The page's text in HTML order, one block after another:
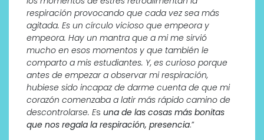
respiración provocando que cada vez sea más
agitada. Es un círculo vicioso que empeora y
empeora. Hay un mantra que a mi me sirvió
mucho en esos momentos y que también le
comparto a mis estudiantes. Y, es curioso porque
antes de empezar a observar mi respiración,
hubiese sido incapaz de darme cuenta de que mi
corazón comenzaba a latir más rápido camino de
descontrolarse. Es una de las cosas más bonitas
que nos regala la respiración, presencia.”